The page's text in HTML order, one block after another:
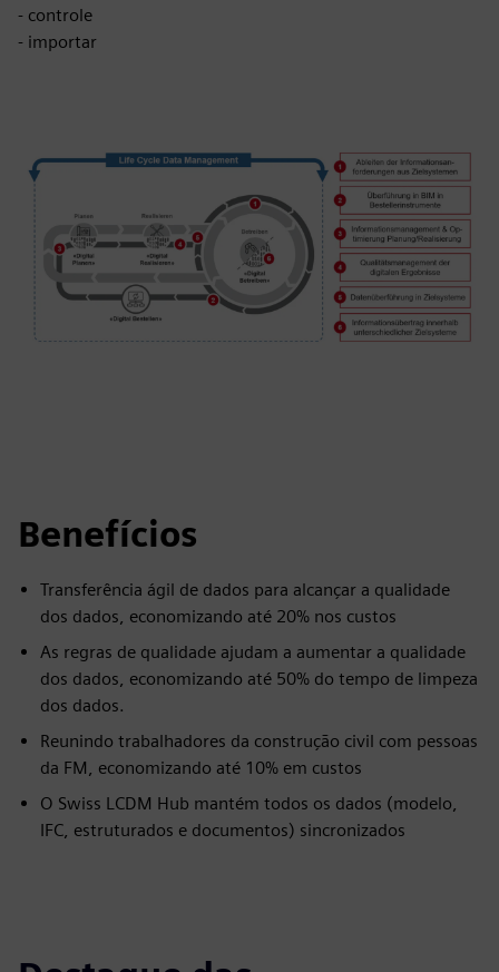
- controle
- importar
Benefícios
Transferência ágil de dados para alcançar a qualidade
dos dados, economizando até 20% nos custos
As regras de qualidade ajudam a aumentar a qualidade
dos dados, economizando até 50% do tempo de limpeza
dos dados.
Reunindo trabalhadores da construção civil com pessoas
da FM, economizando até 10% em custos
O Swiss LCDM Hub mantém todos os dados (modelo,
IFC, estruturados e documentos) sincronizados